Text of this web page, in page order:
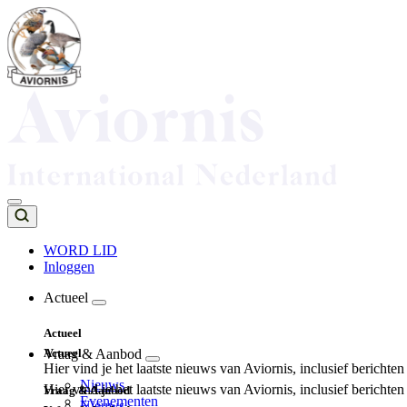
Overslaan
en
naar
de
inhoud
Top
navigation
WORD LID
Inloggen
navigation
Actueel
Actueel
Hier vind je het laatste nieuws van Aviornis, inclusief
Nieuws
Evenementen
Actueel
Hier vind je het laatste nieuws van Aviornis, inclusief
Vraag & Aanbod
Vraag & Aanbod